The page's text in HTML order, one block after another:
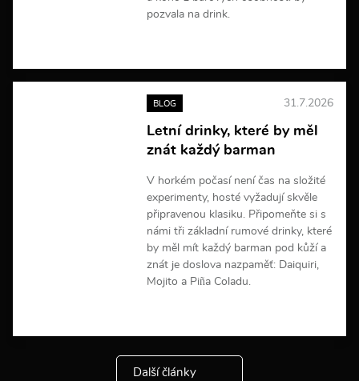
pozvala na drink.
e
i
f
o
m
a
c
í
BLOG 31.7.2026
Letní drinky, které by měl
znát každý barman
V horkém počasí není čas na složité
experimenty, hosté vyžadují skvěle
připravenou klasiku. Připomeňte si s
námi tři základní rumové drinky, které
by měl mít každý barman pod kůží a
znát je doslova nazpaměť: Daiquiri,
Mojito a Piña Coladu.
e
i
Další články